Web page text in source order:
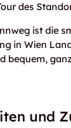
des
ist die
in Wien
bequem,
und